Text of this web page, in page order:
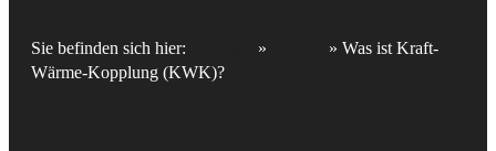
Sie befinden sich hier: » » Was ist Kraft-
Wärme-Kopplung (KWK)?